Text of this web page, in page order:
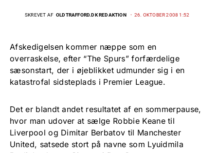
SKREVET AF OLDTRAFFORD.DK REDAKTION 26. OKTOBER 2008 1:52
Afskedigelsen kommer næppe som en
overraskelse, efter “The Spurs” forfærdelige
sæsonstart, der i øjeblikket udmunder sig i en
katastrofal sidsteplads i Premier League.
Det er blandt andet resultatet af en sommerpause,
hvor man udover at sælge Robbie Keane til
Liverpool og Dimitar Berbatov til Manchester
United, satsede stort på navne som Lyuidmila